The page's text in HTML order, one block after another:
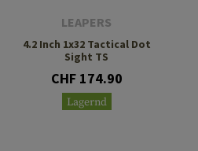
LEAPERS
4.2 Inch 1x32 Tactical Dot
Sight TS
CHF 174.90
Lagernd